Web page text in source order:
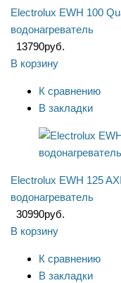
Electrolux EWH 100
водонагреватель
13790руб.
В корзину
К сравнению
В закладки
Electrolux EWH 125
водонагреватель
30990руб.
В корзину
К сравнению
В закладки